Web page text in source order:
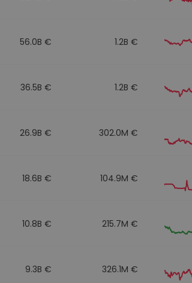
56.0B € 1.2B €
36.5B € 1.2B €
26.9B € 302.0M €
18.6B € 104.9M €
10.8B € 215.7M €
9.3B € 326.1M €